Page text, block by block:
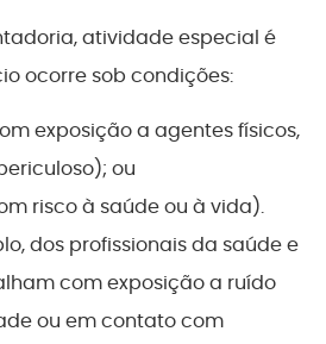
atividade especial é
ocorre sob condições:
exposição a agentes físicos,
ou
risco à saúde ou à vida).
dos profissionais da saúde e
com exposição a ruído
ou em contato com